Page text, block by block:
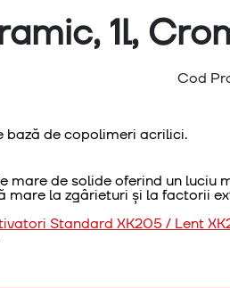
1l,
Cod
bază de copolimeri acrilici.
mare de solide oferind un luciu
mare la zgârieturi și la factorii
Standard XK205/ Lent